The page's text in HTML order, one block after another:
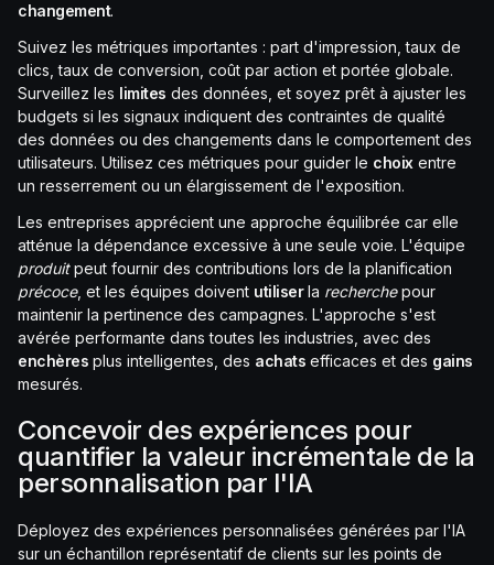
changement.
Suivez les métriques importantes : part d'impression, taux de
clics, taux de conversion, coût par action et portée globale.
Surveillez les limites des données, et soyez prêt à ajuster les
budgets si les signaux indiquent des contraintes de qualité
des données ou des changements dans le comportement des
utilisateurs. Utilisez ces métriques pour guider le choix entre
un resserrement ou un élargissement de l'exposition.
Les entreprises apprécient une approche équilibrée car elle
atténue la dépendance excessive à une seule voie. L'équipe
produitpeut fournir des contributions lors de la planification
précoce, et les équipes doivent utiliserla recherchepour
maintenir la pertinence des campagnes. L'approche s'est
avérée performante dans toutes les industries, avec des
enchères plus intelligentes, des achats efficaces et des gains
mesurés.
Concevoir des expériences pour
quantifier la valeur incrémentale de la
personnalisation par l'IA
Déployez des expériences personnalisées générées par l'IA
sur un échantillon représentatif de clients sur les points de